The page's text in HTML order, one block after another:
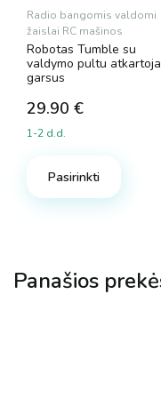
Radio bangomis valdomi
žaislai RC mašinos
Robotas Tumble su
valdymo pultu
garsus
29.90 €
1-2 d.d.
Pasirinkti
Panašios